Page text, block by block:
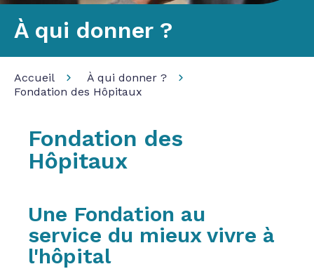
À qui donner ?
Accueil
À qui donner ?
Fondation des Hôpitaux
Fondation des
Hôpitaux
Une Fondation au
service du mieux vivre à
l'hôpital